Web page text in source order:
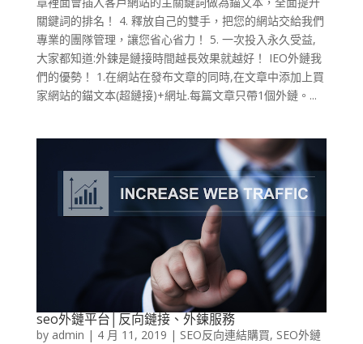
關鍵詞的排名！ 4. 釋放自己的雙手，把您的網站交給我們
專業的團隊管理，讓您省心省力！ 5. 一次投入永久受益,
大家都知道:外鍊是鏈接時間越長效果就越好！ IEO外鏈我
們的優勢！ 1.在網站在發布文章的同時,在文章中添加上買
家網站的錨文本(超鏈接)+網址.每篇文章只帶1個外鏈。...
seo外鏈平台│反向鏈接、外鍊服務
by admin | 4 月 11, 2019 | SEO反向連結購買, SEO外鏈